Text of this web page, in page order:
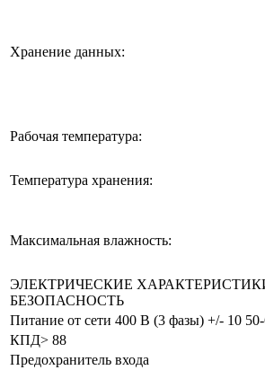
Хранение данных:
Рабочая температура:
Температура хранения:
Максимальная влажность:
ЭЛЕКТРИЧЕСКИЕ
БЕЗОПАСНОСТЬ
Питание от сети 400 В (3 фазы) +/- 10
КПД> 88
Предохранитель входа